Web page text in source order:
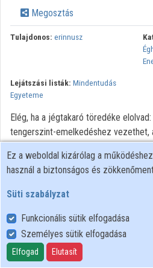
Közreműködők
Megosztás
Tulajdonos: erinnusz
Lejátszási listák: Mindentudás
Egyeteme
Elég, ha a jégtakaró töredéke
tengerszint-emelkedéshez vezethet,
erőfeszítéseket az üvegházhatású
csökkentésére, úgy tűnik, a
Mindentudás Egyeteme (ME) idei
következményekkel kell számolnunk
Minden jog fenntartva
Ez a weboldal kizárólag a
használ a biztonságos és
Süti szabályzat
Funkcionális sütik elfogadása
Személyes sütik elfogadása
Elfogad Elutasít